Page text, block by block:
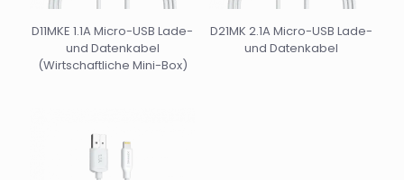
D11MKE 1.1A Micro-USB Lade-
und Datenkabel
(Wirtschaftliche Mini-Box)
D21MK 2.1A Micro-USB Lade-
und Datenkabel